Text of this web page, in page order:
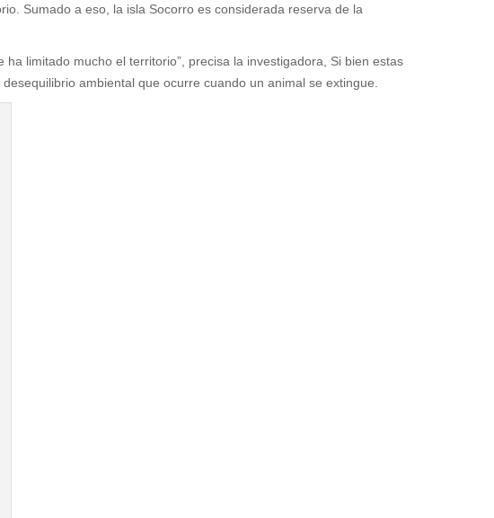
Sumado a eso, la isla Socorro es considerada reserva de la
ha limitado mucho el territorio”, precisa la investigadora, Si bien estas
ambiental que ocurre cuando un animal se extingue.